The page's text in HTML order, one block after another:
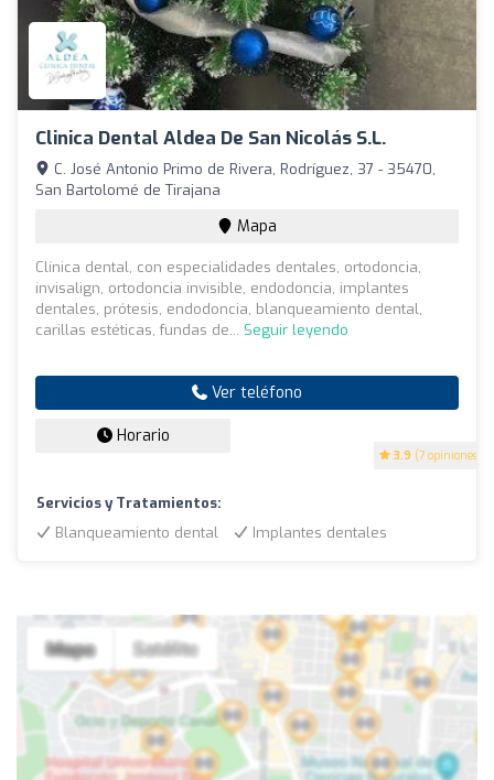
Clinica Dental Aldea De San Nicolás S.L.
3.9 (7 opiniones)
C. José Antonio Primo de Rivera, Rodríguez, 37 - 35470,
San Bartolomé de Tirajana
Mapa
Clínica dental, con especialidades dentales, ortodoncia,
invisalign, ortodoncia invisible, endodoncia, implantes
dentales, prótesis, endodoncia, blanqueamiento dental,
carillas estéticas, fundas de... Seguir leyendo
Ver teléfono
Horario
Servicios y Tratamientos:
Blanqueamiento dental
Implantes dentales